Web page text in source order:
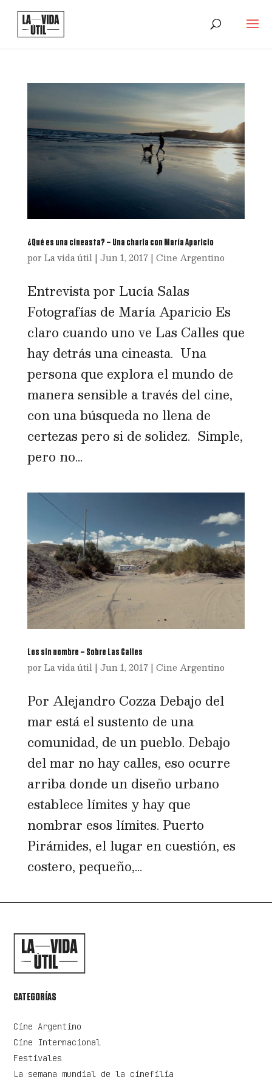
¿Qué es una cineasta? – Una charla con María Aparicio
por La vida útil| Jun 1, 2017| Cine Argentino
Entrevista por Lucía Salas
Fotografías de María Aparicio Es
claro cuando uno ve Las Calles que
hay detrás una cineasta. Una
persona que explora el mundo de
manera sensible a través del cine,
con una búsqueda no llena de
certezas pero si de solidez. Simple,
pero no...
Los sin nombre – Sobre Las Calles
por La vida útil| Jun 1, 2017| Cine Argentino
Por Alejandro Cozza Debajo del
mar está el sustento de una
comunidad, de un pueblo. Debajo
del mar no hay calles, eso ocurre
arriba donde un diseño urbano
establece límites y hay que
nombrar esos límites. Puerto
Pirámides, el lugar en cuestión, es
costero, pequeño,...
CATEGORÍAS
Cine Argentino
Cine Internacional
Festivales
La semana mundial de la cinefilia